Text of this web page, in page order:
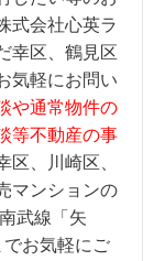
式会社心英ラ
幸区、鶴見区
気軽にお問い
や通常物件の
等不動産の事
区、川崎区、
マンションの
武線「矢
お気軽にご